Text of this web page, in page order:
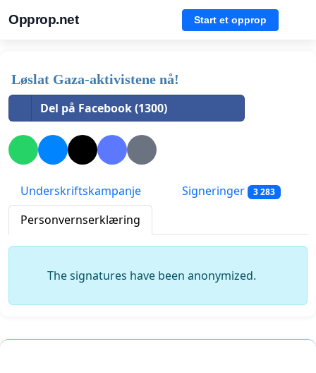
Opprop.net Start et opprop
Løslat Gaza-aktivistene nå!
Del på Facebook (1300)
Underskriftskampanje Signeringer 3 283
Personvernserklæring
The signatures have been anonymized.